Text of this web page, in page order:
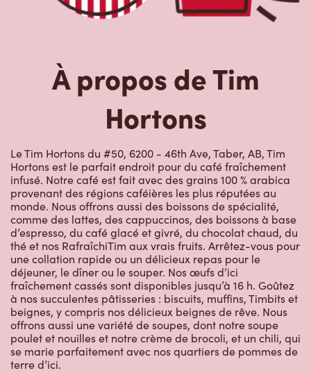
À propos de Tim
Hortons
Le Tim Hortons du #50, 6200 - 46th Ave, Taber, AB, Tim
Hortons est le parfait endroit pour du café fraîchement
infusé. Notre café est fait avec des grains 100 % arabica
provenant des régions caféières les plus réputées au
monde. Nous offrons aussi des boissons de spécialité,
comme des lattes, des cappuccinos, des boissons à base
d’espresso, du café glacé et givré, du chocolat chaud, du
thé et nos RafraîchiTim aux vrais fruits. Arrêtez-vous pour
une collation rapide ou un délicieux repas pour le
déjeuner, le dîner ou le souper. Nos œufs d’ici
fraîchement cassés sont disponibles jusqu’à 16 h. Goûtez
à nos succulentes pâtisseries : biscuits, muffins, Timbits et
beignes, y compris nos délicieux beignes de rêve. Nous
offrons aussi une variété de soupes, dont notre soupe
poulet et nouilles et notre crème de brocoli, et un chili, qui
se marie parfaitement avec nos quartiers de pommes de
terre d’ici.